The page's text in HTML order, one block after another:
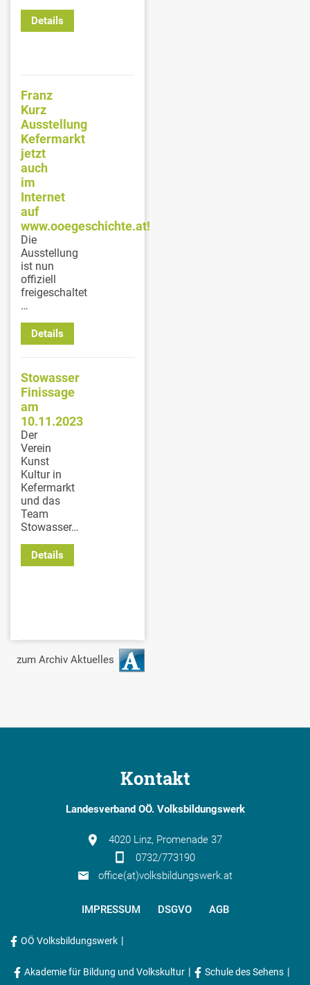
Details
Franz
Kurz
Ausstellung
Kefermarkt
jetzt
auch
im
Internet
auf
www.ooegeschichte.at!
Die
Ausstellung
ist nun
offiziell
freigeschaltet
…
Details
Stowasser
Finissage
am
10.11.2023
Der
Verein
Kunst
Kultur in
Kefermarkt
und das
Team
Stowasser…
Details
zum Archiv Aktuelles
Kontakt
Landesverband OÖ. Volksbildungswerk
4020 Linz, Promenade 37
0732/773190
office(at)volksbildungswerk.at
IMPRESSUM DSGVO AGB
OÖ Volksbildungswerk |
Akademie für Bildung und Volkskultur | Schule des Sehens |